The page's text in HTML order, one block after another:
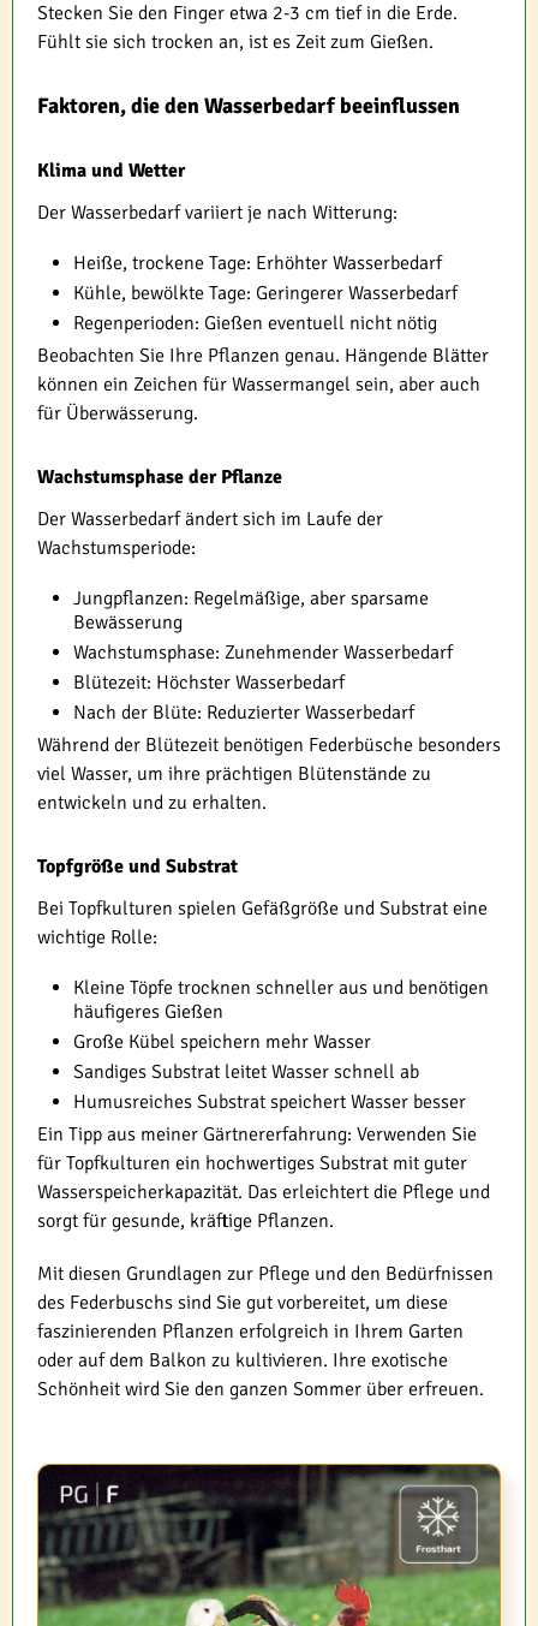
Stecken Sie den Finger etwa 2-3 cm tief in die Erde.
Fühlt sie sich trocken an, ist es Zeit zum Gießen.
Faktoren, die den Wasserbedarf beeinflussen
Klima und Wetter
Der Wasserbedarf variiert je nach Witterung:
Heiße, trockene Tage: Erhöhter Wasserbedarf
Kühle, bewölkte Tage: Geringerer Wasserbedarf
Regenperioden: Gießen eventuell nicht nötig
Beobachten Sie Ihre Pflanzen genau. Hängende Blätter
können ein Zeichen für Wassermangel sein, aber auch
für Überwässerung.
Wachstumsphase der Pflanze
Der Wasserbedarf ändert sich im Laufe der
Wachstumsperiode:
Jungpflanzen: Regelmäßige, aber sparsame
Bewässerung
Wachstumsphase: Zunehmender Wasserbedarf
Blütezeit: Höchster Wasserbedarf
Nach der Blüte: Reduzierter Wasserbedarf
Während der Blütezeit benötigen Federbüsche besonders
viel Wasser, um ihre prächtigen Blütenstände zu
entwickeln und zu erhalten.
Topfgröße und Substrat
Bei Topfkulturen spielen Gefäßgröße und Substrat eine
wichtige Rolle:
Kleine Töpfe trocknen schneller aus und benötigen
häufigeres Gießen
Große Kübel speichern mehr Wasser
Sandiges Substrat leitet Wasser schnell ab
Humusreiches Substrat speichert Wasser besser
Ein Tipp aus meiner Gärtnererfahrung: Verwenden Sie
für Topfkulturen ein hochwertiges Substrat mit guter
Wasserspeicherkapazität. Das erleichtert die Pflege und
sorgt für gesunde, kräftige Pflanzen.
Mit diesen Grundlagen zur Pflege und den Bedürfnissen
des Federbuschs sind Sie gut vorbereitet, um diese
faszinierenden Pflanzen erfolgreich in Ihrem Garten
oder auf dem Balkon zu kultivieren. Ihre exotische
Schönheit wird Sie den ganzen Sommer über erfreuen.